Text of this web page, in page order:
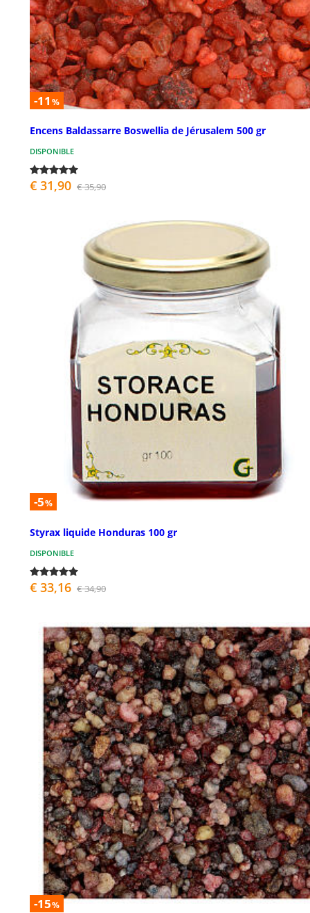
-11 %
Encens Baldassarre Boswellia de Jérusalem 500 gr
DISPONIBLE
€ 31,90 € 35,90
-5%
Styrax liquide Honduras 100 gr
DISPONIBLE
€ 33,16 € 34,90
-15%